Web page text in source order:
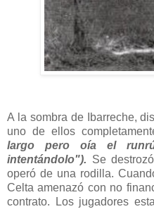
A la sombra de Ibarreche,
uno de ellos
largo pero oía el
intentándolo"). Se
operó de una rodilla.
Celta amenazó con no
contrato. Los jugadores